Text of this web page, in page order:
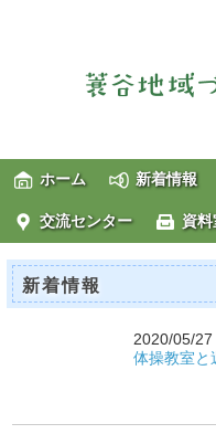
ホーム 新着情報
交流センター 資
新着情報
2020/05/27
体操教室と